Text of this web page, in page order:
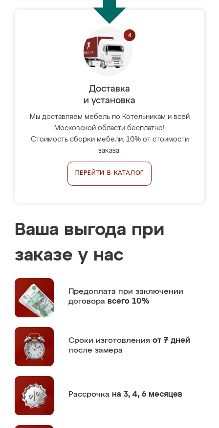
Доставка
и установка
Мы доставляем мебель по Котельникам и всей
Московской области бесплатно!
Стоимость сборки мебели: 10% от стоимости
заказа.
ПЕРЕЙТИ В КАТАЛОГ
Ваша выгода при
заказе у нас
Предоплата при заключении
договора всего 10%
Сроки изготовления от 7 дней
после замера
Рассрочка на 3, 4, 6 месяцев